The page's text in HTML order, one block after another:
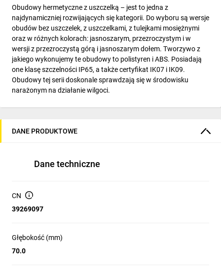
Obudowy hermetyczne z uszczelką – jest to jedna z
najdynamiczniej rozwijających się kategorii. Do wyboru są wersje
obudów bez uszczelek, z uszczelkami, z tulejkami mosiężnymi
oraz w różnych kolorach: jasnoszarym, przezroczystym i w
wersji z przezroczystą górą i jasnoszarym dołem. Tworzywo z
jakiego wykonujemy te obudowy to polistyren i ABS. Posiadają
one klasę szczelności IP65, a także certyfikat IK07 i IK09.
Obudowy tej serii doskonale sprawdzają się w środowisku
narażonym na działanie wilgoci.
DANE PRODUKTOWE
Dane techniczne
CN
39269097
Głębokość (mm)
70.0